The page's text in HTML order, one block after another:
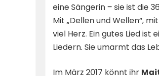
eine Sängerin – sie ist die
Mit „Dellen und Wellen“,
viel Herz. Ein gutes Lied ist
Liedern. Sie umarmt das
Im März 2017 könnt ihr